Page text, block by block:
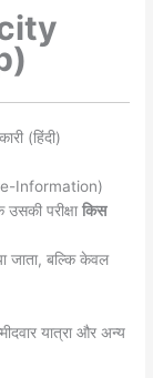
(हिंदी)
Information)
उसकी परीक्षाकिस
जाता, बल्कि केवल
यात्रा और अन्य